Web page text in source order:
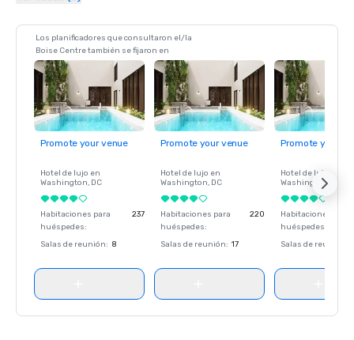
Los planificadores que consultaron el/la
Boise Centre también se fijaron en
Promote your venue
Hotel de lujo en
Washington, DC
Habitaciones para
huéspedes:
237
Salas de reunión: 8
Promote your venue
Hotel de lujo en
Washington, DC
Habitaciones para
huéspedes:
220
Salas de reunión: 17
Promote your
Hotel de lujo en
Washington
Habitaciones para
huéspedes
Salas de reunión